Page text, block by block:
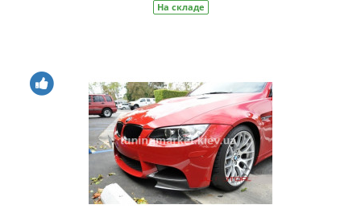
На складе